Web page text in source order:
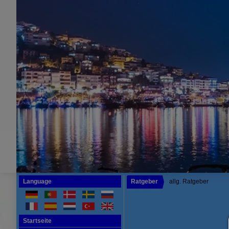
Language
Startseite
Ratgeber allg. Ratgeber